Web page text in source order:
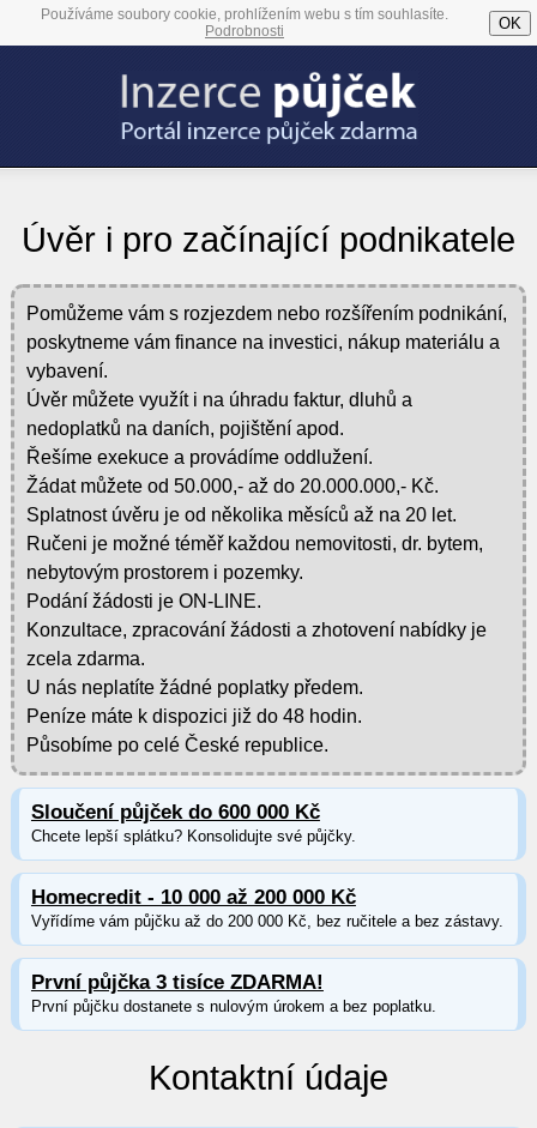
Používáme soubory cookie, prohlížením webu s tím souhlasíte.
Podrobnosti
OK
Úvěr i pro začínající podnikatele
Pomůžeme vám s rozjezdem nebo rozšířením podnikání,
poskytneme vám finance na investici, nákup materiálu a
vybavení.
Úvěr můžete využít i na úhradu faktur, dluhů a
nedoplatků na daních, pojištění apod.
Řešíme exekuce a provádíme oddlužení.
Žádat můžete od 50.000,- až do 20.000.000,- Kč.
Splatnost úvěru je od několika měsíců až na 20 let.
Ručeni je možné téměř každou nemovitosti, dr. bytem,
nebytovým prostorem i pozemky.
Podání žádosti je ON-LINE.
Konzultace, zpracování žádosti a zhotovení nabídky je
zcela zdarma.
U nás neplatíte žádné poplatky předem.
Peníze máte k dispozici již do 48 hodin.
Působíme po celé České republice.
Sloučení půjček do 600 000 Kč
Chcete lepší splátku? Konsolidujte své půjčky.
Homecredit - 10 000 až 200 000 Kč
Vyřídíme vám půjčku až do 200 000 Kč, bez ručitele a bez zástavy.
První půjčka 3 tisíce ZDARMA!
První půjčku dostanete s nulovým úrokem a bez poplatku.
Kontaktní údaje